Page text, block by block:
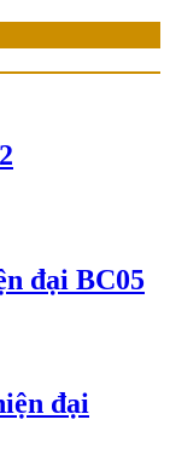
đại BC05
đại